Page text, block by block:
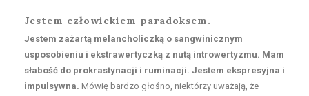
Jestem człowiekiem paradoksem.
Jestem zażartą melancholiczką o sangwinicznym
usposobieniu i ekstrawertyczką z nutą introwertyzmu. Mam
słabość do prokrastynacji i ruminacji. Jestem ekspresyjna i
impulsywna. Mówię bardzo głośno, niektórzy uważają, że